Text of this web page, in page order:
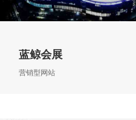
蓝鲸会展
营销型网站